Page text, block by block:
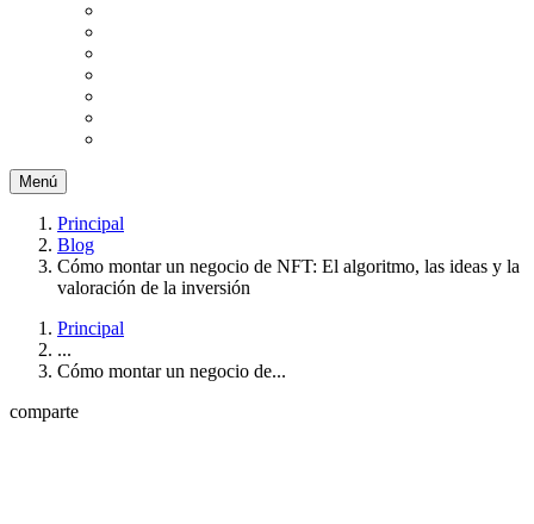
Menú
Principal
Blog
Cómo montar un negocio de NFT: El algoritmo, las ideas y la
valoración de la inversión
Principal
...
Cómo montar un negocio de...
comparte